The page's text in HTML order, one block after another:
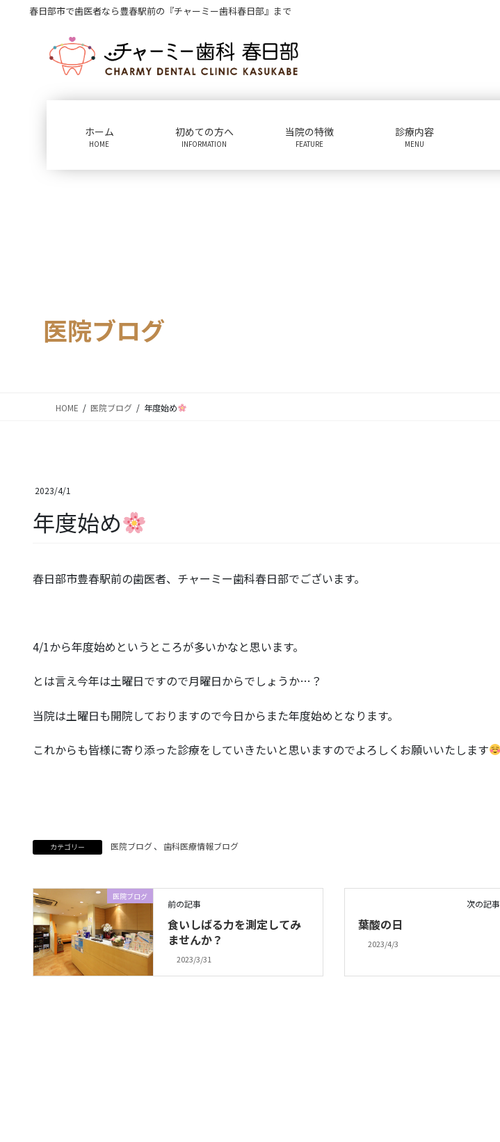
春日部市で歯医者なら豊春駅前の『チャーミー歯科春日部』まで
ホーム
HOME
初めての方へ
INFORMATION
当院の特徴
FEATURE
診療内容
MENU
医院ブログ
HOME 医院ブログ 年度始め
2023/4/1
年度始め
春日部市豊春駅前の歯医者、チャーミー歯科春日部でございます。
4/1から年度始めというところが多いかなと思います。
とは言え今年は土曜日ですので月曜日からでしょうか…？
当院は土曜日も開院しておりますので今日からまた年度始めとなります。
これからも皆様に寄り添った診療をしていきたいと思いますのでよろしくお願いいたします
カテゴリー 医院ブログ、 歯科医療情報ブログ
医院ブログ
前の記事
食いしばる力を測定してみ
ませんか？
2023/3/31
次の記事
葉酸の日
2023/4/3